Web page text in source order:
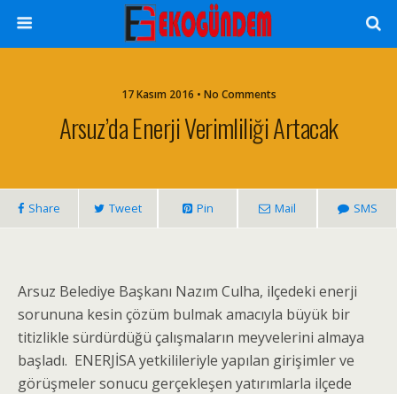
17 Kasım 2016 • No Comments
Arsuz’da Enerji Verimliliği Artacak
Share Tweet Pin Mail SMS
Arsuz Belediye Başkanı Nazım Culha, ilçedeki enerji
sorununa kesin çözüm bulmak amacıyla büyük bir
titizlikle sürdürdüğü çalışmaların meyvelerini almaya
başladı. ENERJİSA yetkilileriyle yapılan girişimler ve
görüşmeler sonucu gerçekleşen yatırımlarla ilçede